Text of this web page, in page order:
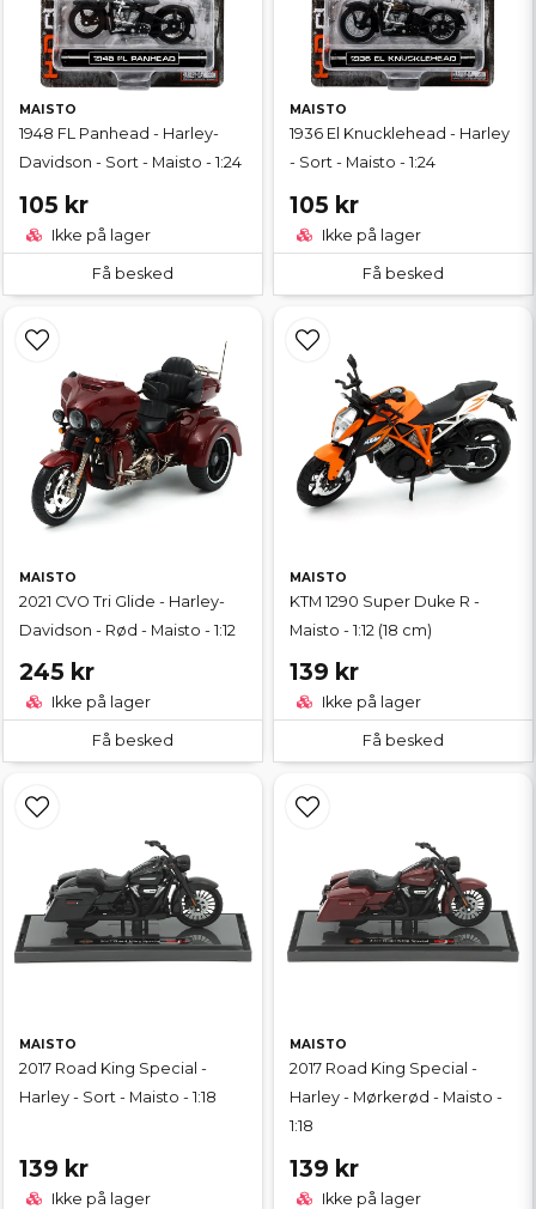
MAISTO
1948 FL Panhead - Harley-
Davidson - Sort - Maisto - 1:24
105 kr
Ikke på lager
Få besked
MAISTO
1936 El Knucklehead - Harley
- Sort - Maisto - 1:24
105 kr
Ikke på lager
Få besked
MAISTO
2021 CVO Tri Glide - Harley-
Davidson - Rød - Maisto - 1:12
245 kr
Ikke på lager
Få besked
MAISTO
KTM 1290 Super Duke R -
Maisto - 1:12 (18 cm)
139 kr
Ikke på lager
Få besked
MAISTO
2017 Road King Special -
Harley - Sort - Maisto - 1:18
139 kr
Ikke på lager
MAISTO
2017 Road King Special -
Harley - Mørkerød - Maisto -
1:18
139 kr
Ikke på lager